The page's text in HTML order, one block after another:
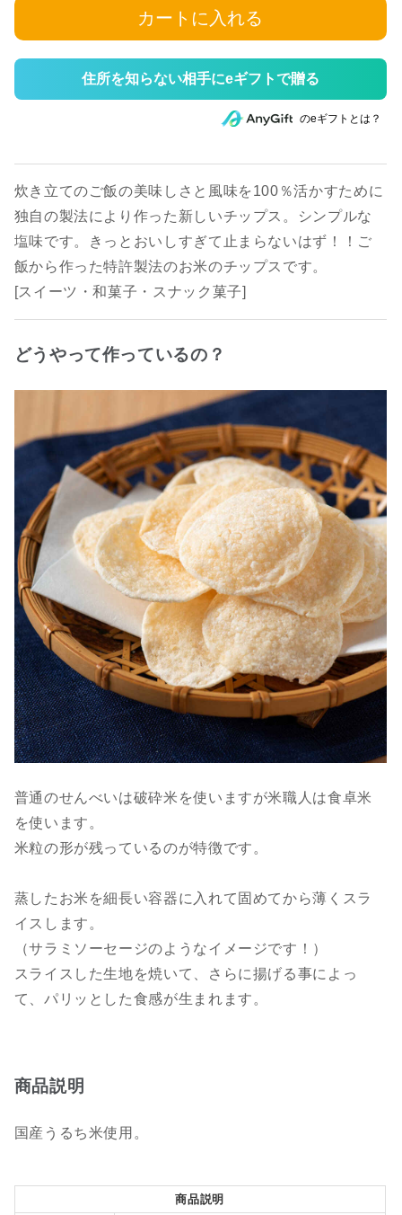
カートに入れる
住所を知らない相手にeギフトで贈る
のeギフトとは？
炊き立てのご飯の美味しさと風味を100％活かすために
独自の製法により作った新しいチップス。シンプルな
塩味です。きっとおいしすぎて止まらないはず！！ご
飯から作った特許製法のお米のチップスです。
[スイーツ・和菓子・スナック菓子]
どうやって作っているの？
普通のせんべいは破砕米を使いますが米職人は食卓米
を使います。
米粒の形が残っているのが特徴です。
蒸したお米を細長い容器に入れて固めてから薄くスラ
イスします。
（サラミソーセージのようなイメージです！）
スライスした生地を焼いて、さらに揚げる事によっ
て、パリッとした食感が生まれます。
商品説明
国産うるち米使用。
商品説明